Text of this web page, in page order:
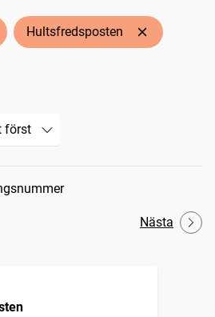
Hultsfredsposten
Nästa